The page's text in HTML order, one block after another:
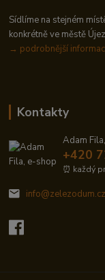
Sídlíme na stejném
konkrétně ve městě
→ podrobnější
Kontakty
Adam
+420
⏰ každý
info@zelezodum.cz